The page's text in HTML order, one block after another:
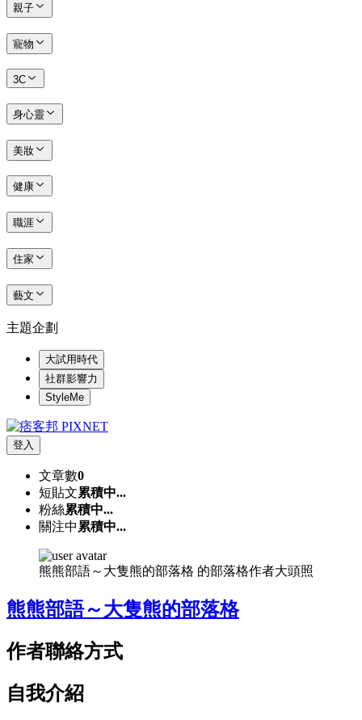
親子
寵物
3C
身心靈
美妝
健康
職涯
住家
藝文
主題企劃
大試用時代
社群影響力
StyleMe
登入
文章數0
短貼文累積中...
粉絲累積中...
關注中 累積中...
熊熊部語～大隻熊的部落格 的部落格作者大頭照
熊熊部語～大隻熊的部落格
作者聯絡方式
自我介紹